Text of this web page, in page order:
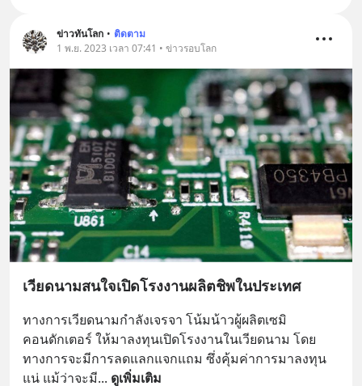
ข่าวทันโลก • ติดตาม
1 พ.ย. 2023 เวลา 07:41 • ข่าวรอบโลก
เวียดนามสนใจเปิดโรงงานผลิตชิพในประเทศ
ทางการเวียดนามกำลังเจรจา โน้มน้าวผู้ผลิตเซมิ
คอนดักเตอร์ ให้มาลงทุนเปิดโรงงานในเวียดนาม โดย
ทางการจะมีการลดแลกแจกแถม ซึ่งคุ้มค่าการมาลงทุน
แน่ แม้ว่าจะมี... ดูเพิ่มเติม